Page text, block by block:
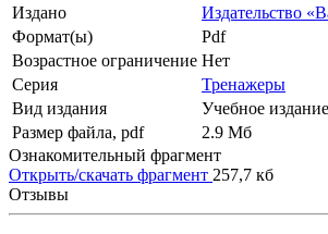
Издано
Издательство
Формат(ы)
Pdf
Возрастное ограничение Нет
Серия
Тренажеры
Вид издания
Учебное издание
Размер файла, pdf
2.9 Mб
Ознакомительный фрагмент
Открыть/скачать фрагмент 257,7 кб
Отзывы